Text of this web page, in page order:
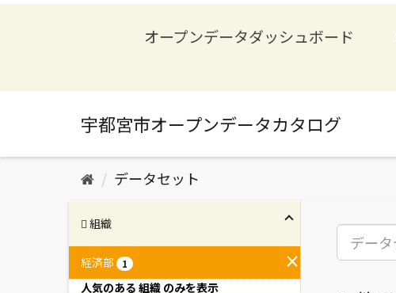
オープンデータダッシュボード
データセット
組織
経済部 1
人気のある 組織 のみを表示